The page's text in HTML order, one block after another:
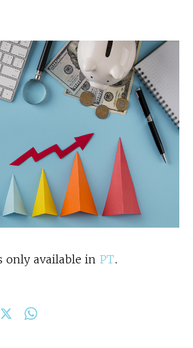
only available in PT.